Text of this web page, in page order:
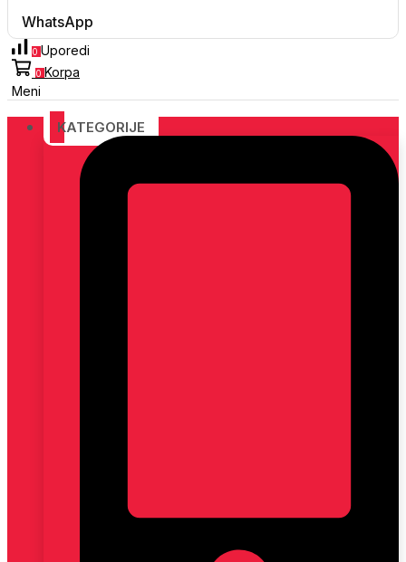
WhatsApp
0 Uporedi
0 Korpa
Meni
KATEGORIJE